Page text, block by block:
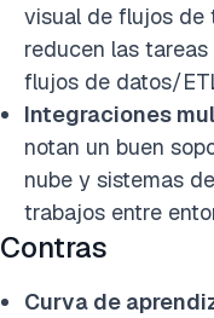
visual de flujos de
reducen las
flujos de datos/
Integraciones
notan un buen
nube y sistemas
trabajos entre
Contras
Curva de